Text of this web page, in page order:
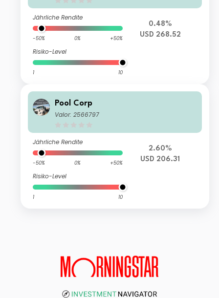
Jährliche Rendite
-50% 0% +50%
Risiko-Level
1 10
0.48%
USD 268.52
Pool Corp
Valor: 2566797
Jährliche Rendite
-50% 0% +50%
Risiko-Level
1 10
2.60%
USD 206.31